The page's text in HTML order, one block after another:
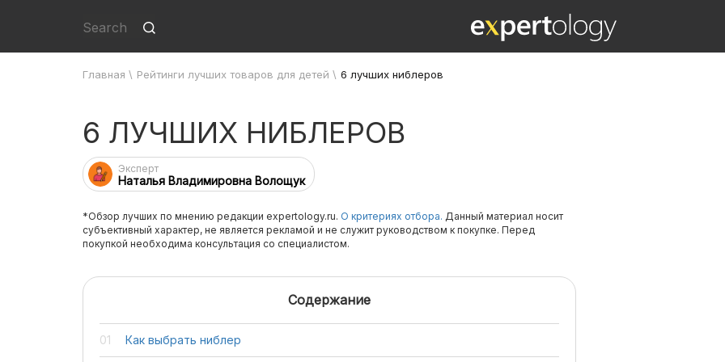
Главная \ Рейтинги лучших товаров для детей \ 6 лучших ниблеров
6 ЛУЧШИХ НИБЛЕРОВ
Эксперт
Наталья Владимировна Волощук
*Обзор лучших по мнению редакции expertology.ru. О критериях отбора. Данный материал носит
субъективный характер, не является рекламой и не служит руководством к покупке. Перед
покупкой необходима консультация со специалистом.
Содержание
Как выбрать ниблер